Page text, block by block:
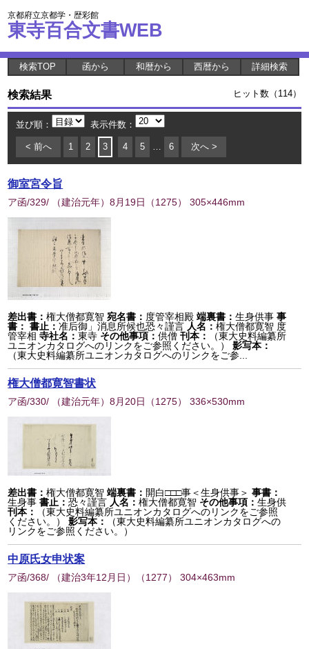
京都府立京都学・歴彩館
東寺百合文書WEB
検索TOP 函から 和暦から 西暦から 詳細検索
検索結果 ヒット数（114）
並び順： 表示件数：
< 前へ 1 2 3 4 5 … 6 次へ >
御室宮令旨
ア函/329/ （建治元年）8月19日 （1275） 305×446mm
差出書：権大僧都寛智 宛名書： 度管宰相殿 端裏書：生身供事 事
書： 書止：准后御」消息所候也恐々謹言 人名：権大僧都寛智 度
管宰相 寺社名：東寺 その他事項：供僧刊本：
（東大史料編纂所
ユニオンカタログへのリンクをご参照ください。）
影写本：
（東大史料編纂所ユニオンカタログへのリンクをご参...
権大僧都寛智書状
ア函/330/ （建治元年）8月20日 （1275） 336×530mm
差出書：権大僧都寛智 端裏書： 開白□□□事＜生身供事＞ 事書：
生身事書止：恐々謹言 人名：権大僧都寛智 その他事項：生身供
刊本：
（東大史料編纂所ユニオンカタログへのリンクをご参照
ください。）
影写本：
（東大史料編纂所ユニオンカタログへの
リンクをご参照ください。）
中原氏女申状案
ア函/368/ （建治3年12月日） （1277） 304×463mm